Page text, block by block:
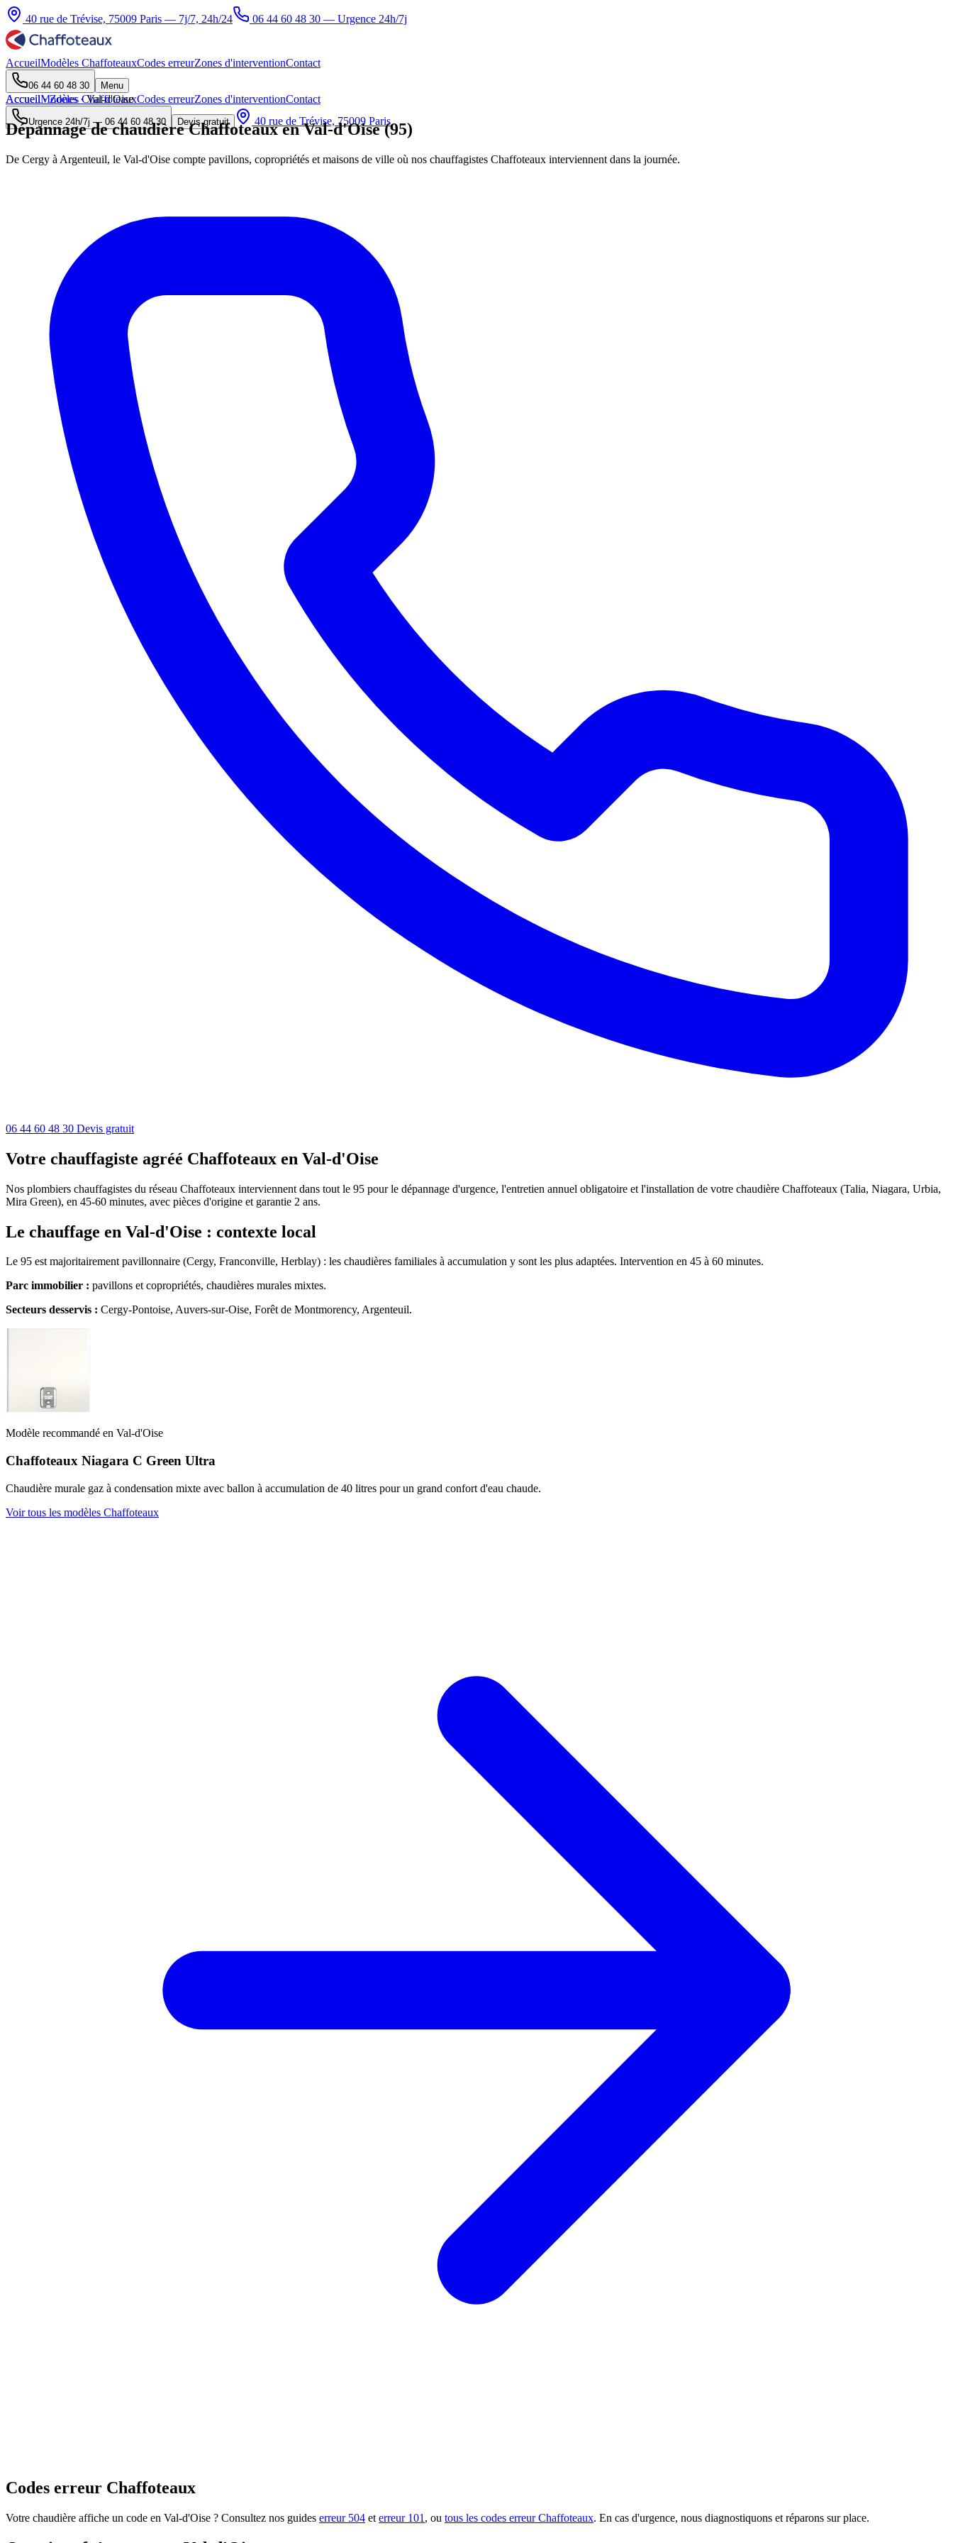
40 rue de Trévise, 75009 Paris — 7j/7, 24h/24 06 44 60 48 30 — Urgence 24h/7j
AccueilModèles ChaffoteauxCodes erreurZones d'interventionContact
06 44 60 48 30 Menu
AccueilModèles ChaffoteauxCodes erreurZones d'interventionContact
Urgence 24h/7j — 06 44 60 48 30 Devis gratuit 40 rue de Trévise, 75009 Paris
Accueil·Zones·Val-d'Oise
Dépannage de chaudière Chaffoteaux en Val-d'Oise (95)
De Cergy à Argenteuil, le Val-d'Oise compte pavillons, copropriétés et maisons de ville où nos chauffagistes Chaffoteaux interviennent dans la journée.
06 44 60 48 30 Devis gratuit
Votre chauffagiste agréé Chaffoteaux en Val-d'Oise
Nos plombiers chauffagistes du réseau Chaffoteaux interviennent dans tout le 95 pour le dépannage d'urgence, l'entretien annuel obligatoire et l'installation de votre chaudière Chaffoteaux (Talia, Niagara, Urbia,
Mira Green), en 45-60 minutes, avec pièces d'origine et garantie 2 ans.
Le chauffage en Val-d'Oise : contexte local
Le 95 est majoritairement pavillonnaire (Cergy, Franconville, Herblay) : les chaudières familiales à accumulation y sont les plus adaptées. Intervention en 45 à 60 minutes.
Parc immobilier : pavillons et copropriétés, chaudières murales mixtes.
Secteurs desservis : Cergy-Pontoise, Auvers-sur-Oise, Forêt de Montmorency, Argenteuil.
Modèle recommandé en Val-d'Oise
Chaffoteaux Niagara C Green Ultra
Chaudière murale gaz à condensation mixte avec ballon à accumulation de 40 litres pour un grand confort d'eau chaude.
Voir tous les modèles Chaffoteaux
Codes erreur Chaffoteaux
Votre chaudière affiche un code en Val-d'Oise ? Consultez nos guides erreur 504 et erreur 101 , ou tous les codes erreur Chaffoteaux. En cas d'urgence, nous diagnostiquons et réparons sur place.